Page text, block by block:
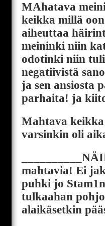
MAhatava
keikka millä
aiheuttaa
meininki niin
odotinki niin
negatiivistä
ja sen ansiosta
parhaita! ja
Mahtava
varsinkin oli
mahtavia! Ei
puhki jo
tulkaahan
alaikäsetkin